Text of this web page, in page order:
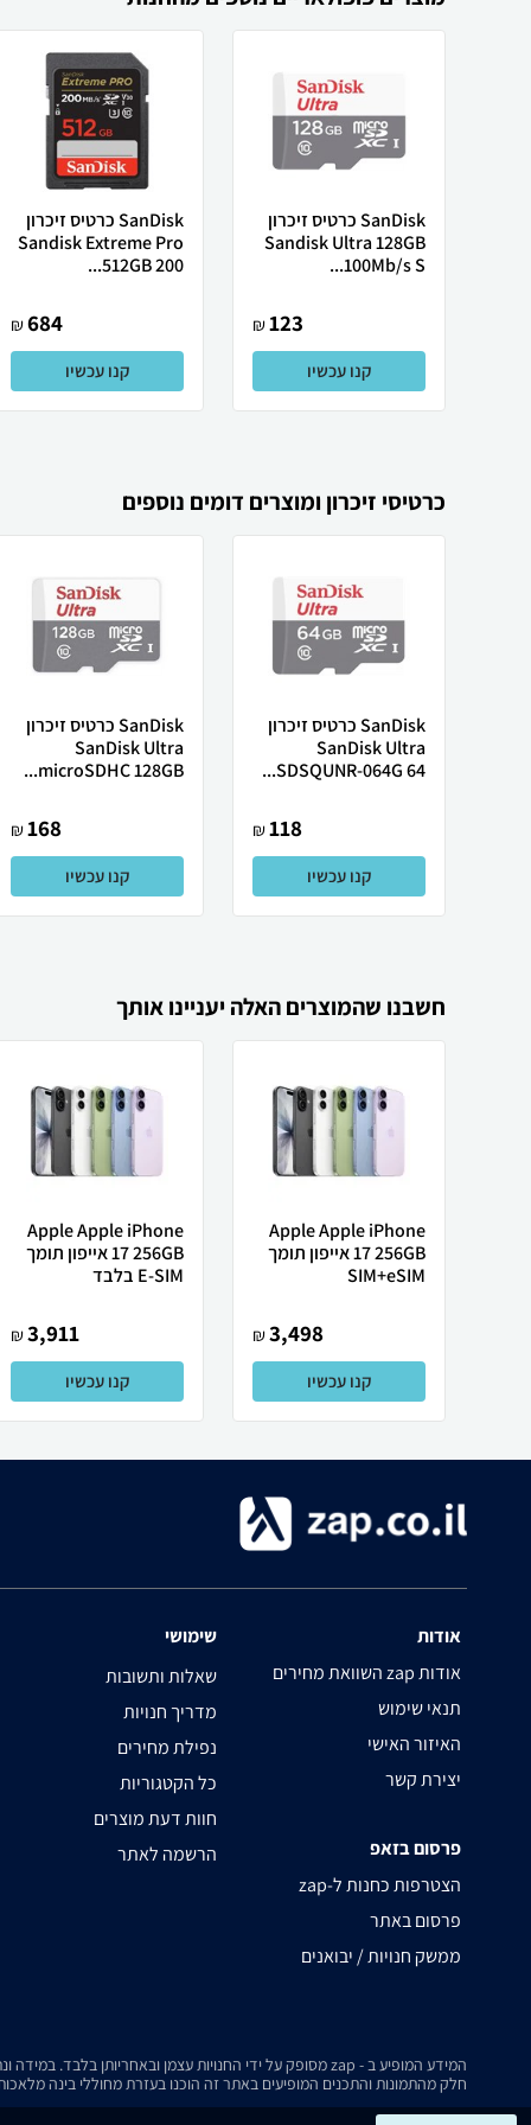
SanDisk כרטיס זיכרון
Sandisk Ultra 128GB
100Mb/s S...
123
₪
קנו עכשיו
SanDisk כרטיס זיכרון
Sandisk Extreme Pro
512GB 200...
684
₪
קנו עכשיו
כרטיסי זיכרון ומוצרים דומים נוספים
SanDisk כרטיס זיכרון
SanDisk Ultra
SDSQUNR-064G 64...
118
₪
קנו עכשיו
SanDisk כרטיס זיכרון
SanDisk Ultra
microSDHC 128GB...
168
₪
קנו עכשיו
חשבנו שהמוצרים האלה יעניינו אותך
Apple Apple iPhone
17 256GB אייפון תומך
SIM+eSIM
3,498
₪
קנו עכשיו
Apple Apple iPhone
17 256GB אייפון תומך
E-SIM בלבד
3,911
₪
קנו עכשיו
אודות
השוואת מחירים zap אודות
תנאי שימוש
האיזור האישי
יצירת קשר
פרסום בזאפ
zap-הצטרפות כחנות ל
פרסום באתר
ממשק חנויות / יבואנים
שימושי
שאלות ותשובות
מדריך חנויות
נפילת מחירים
כל הקטגוריות
חוות דעת מוצרים
הרשמה לאתר
המידע המופיע ב - zap מסופק על ידי החנויות עצמן ובאחריותן בלבד. במידה ונתקלת בבעיה כלשהי בנתונים המוצגים באתר, אנא שלח אלינו הודעה ואנו נטפל בעניין.
חלק מהתמונות והתכנים המופיעים באתר זה הוכנו בעזרת מחוללי בינה